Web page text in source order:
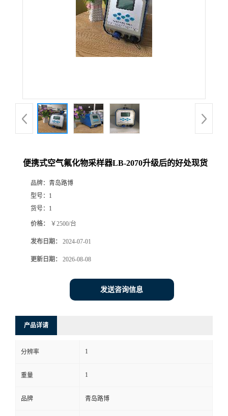
品
厅
方
式
在
便携式空气氟化物采样器LB-2070升级后的好处现货
品牌： 青岛路博
型号： 1
货号： 1
价格： ￥2500/台
发布日期： 2024-07-01
更新日期： 2026-08-08
发送咨询信息
产品详请
分辨率 1
重量 1
品牌 青岛路博